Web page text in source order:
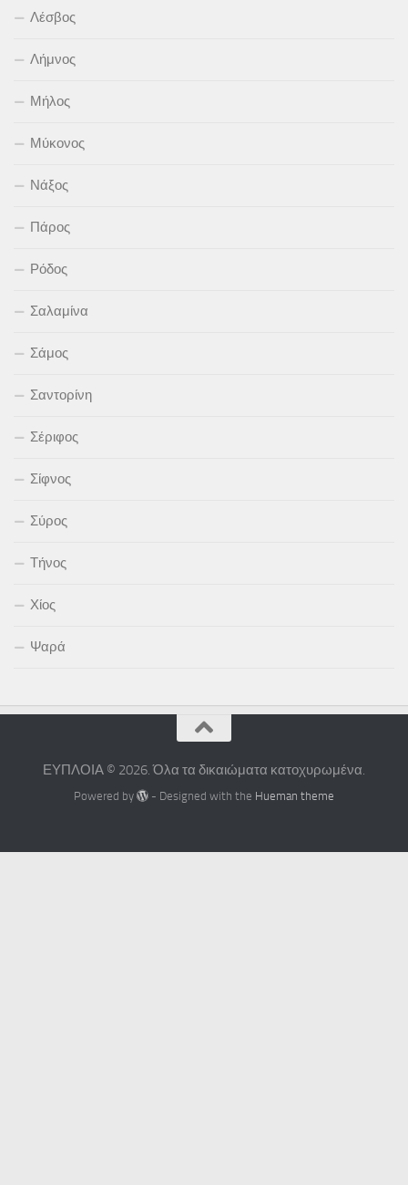
Λέσβος
Λήμνος
Μήλος
Μύκονος
Νάξος
Πάρος
Ρόδος
Σαλαμίνα
Σάμος
Σαντορίνη
Σέριφος
Σίφνος
Σύρος
Τήνος
Χίος
Ψαρά
ΕΥΠΛΟΙΑ © 2026. Όλα τα δικαιώματα κατοχυρωμένα.
Powered by - Designed with the Hueman theme